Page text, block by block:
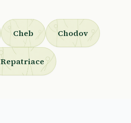
Cheb Chodov
Repatriace